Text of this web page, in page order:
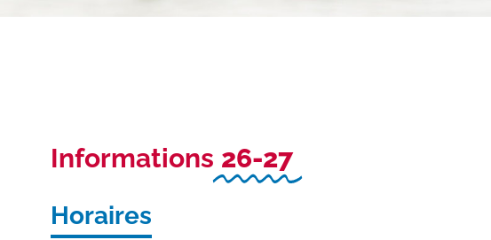
Informations 26-27
Horaires